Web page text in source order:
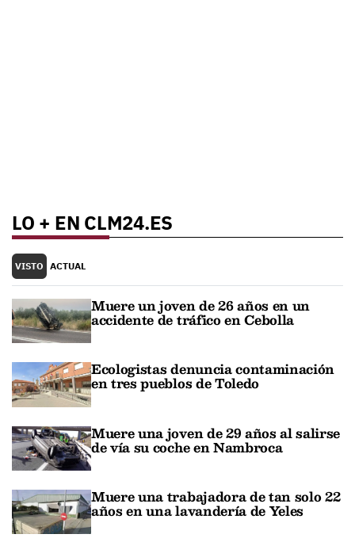
LO + EN CLM24.ES
VISTO ACTUAL
Muere un joven de 26 años en un
accidente de tráfico en Cebolla
Ecologistas denuncia contaminación
en tres pueblos de Toledo
Muere una joven de 29 años al salirse
de vía su coche en Nambroca
Muere una trabajadora de tan solo 22
años en una lavandería de Yeles